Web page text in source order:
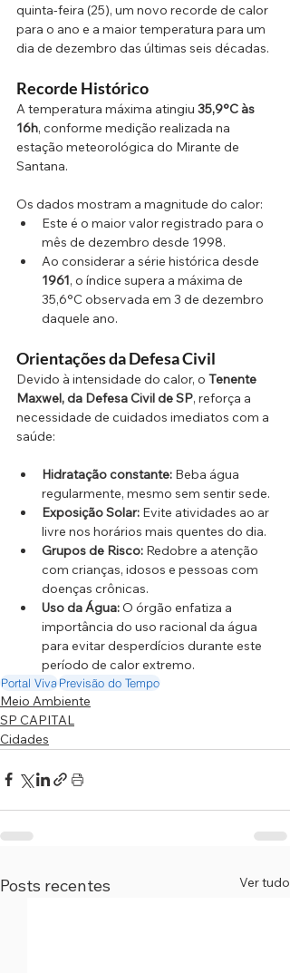
quinta-feira (25), um novo recorde de calor
para o ano e a maior temperatura para um
dia de dezembro das últimas seis décadas.
Recorde Histórico
A temperatura máxima atingiu 35,9°C às
16h, conforme medição realizada na
estação meteorológica do Mirante de
Santana.
Os dados mostram a magnitude do calor:
Este é o maior valor registrado para o
mês de dezembro desde 1998.
Ao considerar a série histórica desde
1961, o índice supera a máxima de
35,6°C observada em 3 de dezembro
daquele ano.
Orientações da Defesa Civil
Devido à intensidade do calor, o Tenente
Maxwel, da Defesa Civil de SP, reforça a
necessidade de cuidados imediatos com a
saúde:
Hidratação constante: Beba água
regularmente, mesmo sem sentir sede.
Exposição Solar: Evite atividades ao ar
livre nos horários mais quentes do dia.
Grupos de Risco: Redobre a atenção
com crianças, idosos e pessoas com
doenças crônicas.
Uso da Água: O órgão enfatiza a
importância do uso racional da água
para evitar desperdícios durante este
período de calor extremo.
Portal VivaPrevisão do Tempo
Meio Ambiente
SP CAPITAL
Cidades
Posts recentes Ver tudo